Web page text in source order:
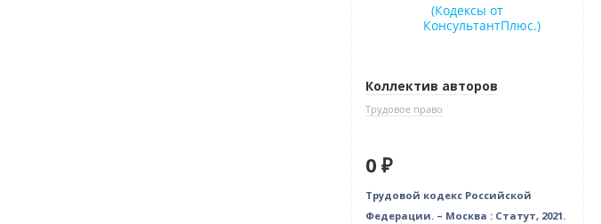
Коллектив авторов
Трудовое право
0 ₽
Трудовой кодекс Российской
Федерации. – Москва : Статут, 2021.